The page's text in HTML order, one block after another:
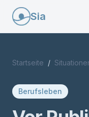
Sia
Startseite /
Berufsleben